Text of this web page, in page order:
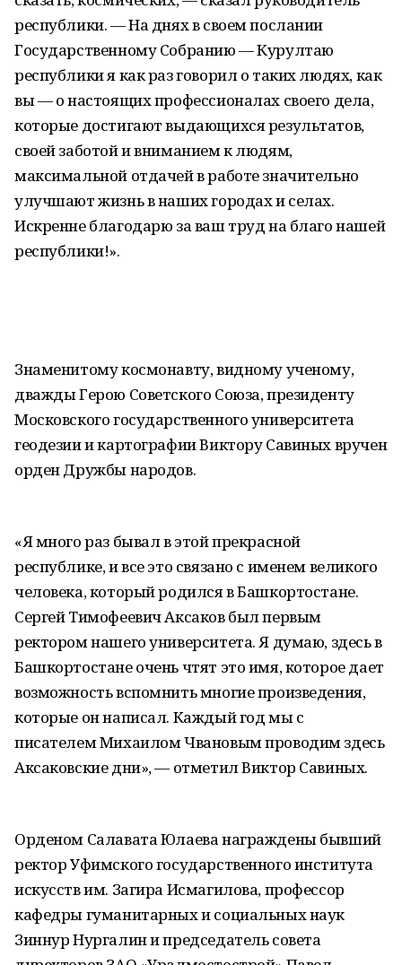
республики. — На днях в своем послании
Государственному Собранию — Курултаю
республики я как раз говорил о таких людях, как
вы — о настоящих профессионалах своего дела,
которые достигают выдающихся результатов,
своей заботой и вниманием к людям,
максимальной отдачей в работе значительно
улучшают жизнь в наших городах и селах.
Искренне благодарю за ваш труд на благо нашей
республики!».
Знаменитому космонавту, видному ученому,
дважды Герою Советского Союза, президенту
Московского государственного университета
геодезии и картографии Виктору Савиных вручен
орден Дружбы народов.
«Я много раз бывал в этой прекрасной
республике, и все это связано с именем великого
человека, который родился в Башкортостане.
Сергей Тимофеевич Аксаков был первым
ректором нашего университета. Я думаю, здесь в
Башкортостане очень чтят это имя, которое дает
возможность вспомнить многие произведения,
которые он написал. Каждый год мы с
писателем Михаилом Чвановым проводим здесь
Аксаковские дни», — отметил Виктор Савиных.
Орденом Салавата Юлаева награждены бывший
ректор Уфимского государственного института
искусств им. Загира Исмагилова, профессор
кафедры гуманитарных и социальных наук
Зиннур Нургалин и председатель совета